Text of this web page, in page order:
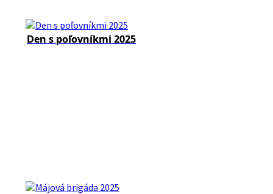
Den s poľovníkmi 2025